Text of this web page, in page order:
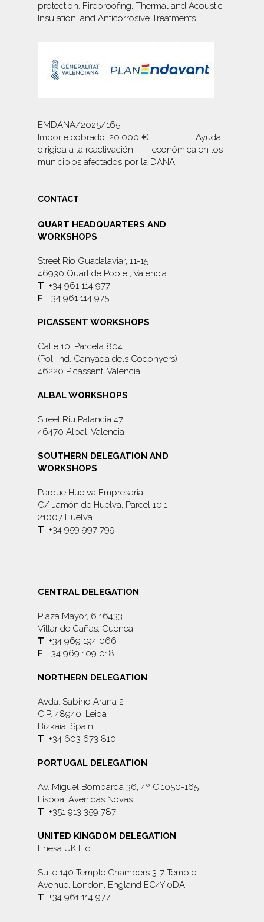
protection. Fireproofing, Thermal and Acoustic
Insulation, and Anticorrosive Treatments. .
EMDANA/2025/165
Importe cobrado: 20.000 € Ayuda
dirigida a la reactivación económica en los
municipios afectados por la DANA
CONTACT
QUART HEADQUARTERS AND
WORKSHOPS
Street Rio Guadalaviar, 11-15
46930 Quart de Poblet, Valencia.
T: +34 961 114 977
F: +34 961 114 975
PICASSENT WORKSHOPS
Calle 10, Parcela 804
(Pol. Ind. Canyada dels Codonyers)
46220 Picassent, Valencia
ALBAL WORKSHOPS
Street Riu Palancia 47
46470 Albal, Valencia
SOUTHERN DELEGATION AND
WORKSHOPS
Parque Huelva Empresarial
C/ Jamón de Huelva, Parcel 10.1
21007 Huelva.
T: +34 959 997 799
CENTRAL DELEGATION
Plaza Mayor, 6 16433
Villar de Cañas, Cuenca.
T: +34 969 194 066
F: +34 969 109 018
NORTHERN DELEGATION
Avda. Sabino Arana 2
C.P. 48940, Leioa
Bizkaia, Spain
T: +34 603 673 810
PORTUGAL DELEGATION
Av. Miguel Bombarda 36, 4º C,1050-165
Lisboa, Avenidas Novas.
T: +351 913 359 787
UNITED KINGDOM DELEGATION
Enesa UK Ltd.
Suite 140 Temple Chambers 3-7 Temple
Avenue, London, England EC4Y 0DA
T: +34 961 114 977